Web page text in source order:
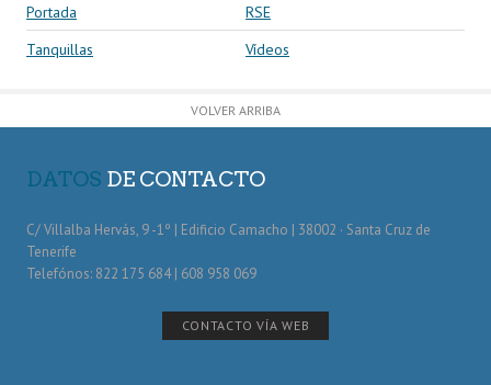
Portada
RSE
Tanquillas
Vídeos
VOLVER ARRIBA
DATOS DE CONTACTO
C/ Villalba Hervás, 9 -1º | Edificio Camacho | 38002 · Santa Cruz de
Tenerife
Telefónos: 822 175 684 | 608 958 069
CONTACTO VÍA WEB